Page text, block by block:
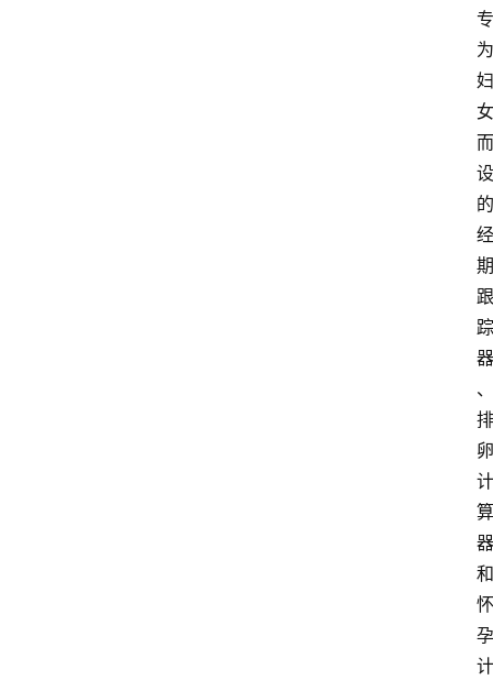
专
为
妇
女
而
设
的
经
期
跟
踪
器
、
排
卵
计
算
器
和
怀
孕
计